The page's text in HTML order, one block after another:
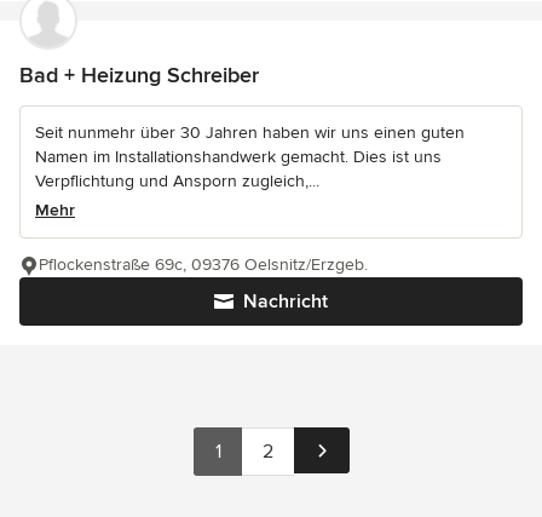
Bad + Heizung Schreiber
Seit nunmehr über 30 Jahren haben wir uns einen guten
Namen im Installationshandwerk gemacht. Dies ist uns
Verpflichtung und Ansporn zugleich,...
Mehr
Nachricht
Pflockenstraße 69c, 09376 Oelsnitz/Erzgeb.
1 2